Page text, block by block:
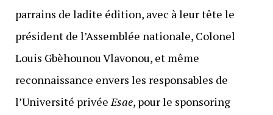
parrains de ladite édition, avec à leur tête le
président de l’Assemblée nationale, Colonel
Louis Gbèhounou Vlavonou, et même
reconnaissance envers les responsables de
l’Université privée Esae, pour le sponsoring